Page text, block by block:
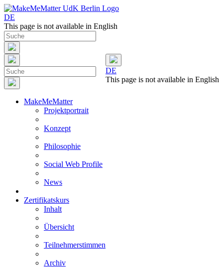
DE
This page is not available in English
DE
This page is not available in English
MakeMeMatter
Projektportrait
Konzept
Philosophie
Social Web Profile
News
Zertifikatskurs
Inhalt
Übersicht
Teilnehmerstimmen
Archiv